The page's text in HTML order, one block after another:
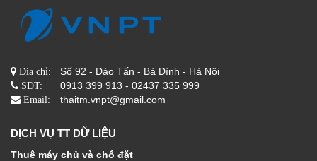
Địa chỉ: Số 92 - Đào Tấn - Bà Đình - Hà Nội
SĐT: 0913 399 913 - 02437 335 999
Email: thaitm.vnpt@gmail.com
DỊCH VỤ TT DỮ LIỆU
Thuê máy chủ và chỗ đặt